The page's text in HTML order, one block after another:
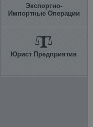
Экспортно-
Импортные Операции
Юрист Предприятия